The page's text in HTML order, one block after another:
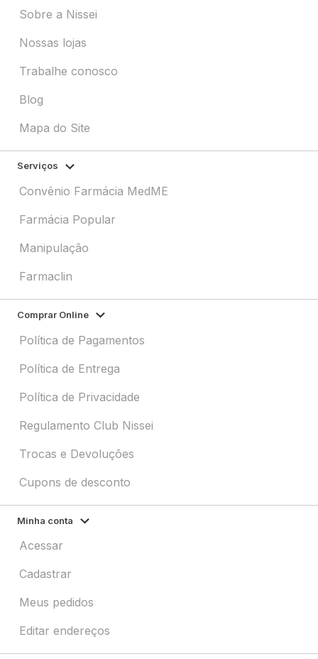
Sobre a Nissei
Nossas lojas
Trabalhe conosco
Blog
Mapa do Site
Serviços
Convênio Farmácia MedME
Farmácia Popular
Manipulação
Farmaclin
Comprar Online
Política de Pagamentos
Política de Entrega
Política de Privacidade
Regulamento Club Nissei
Trocas e Devoluções
Cupons de desconto
Minha conta
Acessar
Cadastrar
Meus pedidos
Editar endereços